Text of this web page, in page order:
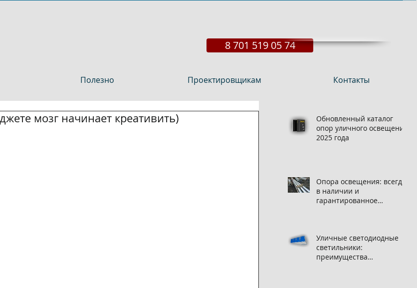
8 701 519 05 74
Полезно Проектировщикам Контакты
мозг начинает креативить)
Обновленный каталог
опор уличного освещения
2025 года
Опора освещения: всегда
в наличии и
гарантированное
Уличные светодиодные
светильники:
преимущества